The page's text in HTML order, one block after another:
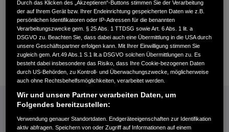
Kundenservice
+4943236061
E-Mail
INFORMATIONEN: KRAFTSTOFFVERBRAUCH/CO2-EMISSIONEN (PDF, 42 KB)
Emissionen in g/km: kombiniert 104−109. CO₂-Klasse: C.
Durch das Klicken des „Akzeptieren“-Buttons stimmen Sie der Verarbeitung
der auf Ihrem Gerät bzw. Ihrer Endeinrichtung gespeicherten Daten wie z.B.
persönlichen Identifikatoren oder IP-Adressen für die benannten
Verarbeitungszwecke gem. § 25 Abs. 1 TTDSG sowie Art. 6 Abs. 1 lit. a
DSGVO zu. Beachten Sie, dass dabei auch eine Übermittlung in die USA durch
unsere Geschäftspartner erfolgen kann. Mit Ihrer Einwilligung stimmen Sie
zugleich gem. Art.49 Abs.1 S.1 lit.a DSGVO solchen Übermittlungen zu. Es
besteht dabei insbesondere das Risiko, dass Ihre Cookie-bezogenen Daten
durch US-Behörden, zu Kontroll- und Überwachungszwecke, möglicherweise
auch ohne Rechtsbehelfsmöglichkeiten, verarbeitet werden.
Wir und unsere Partner verarbeiten Daten, um
Folgendes bereitzustellen:
Verwendung genauer Standortdaten. Endgeräteeigenschaften zur Identifikation
aktiv abfragen. Speichern von oder Zugriff auf Informationen auf einem